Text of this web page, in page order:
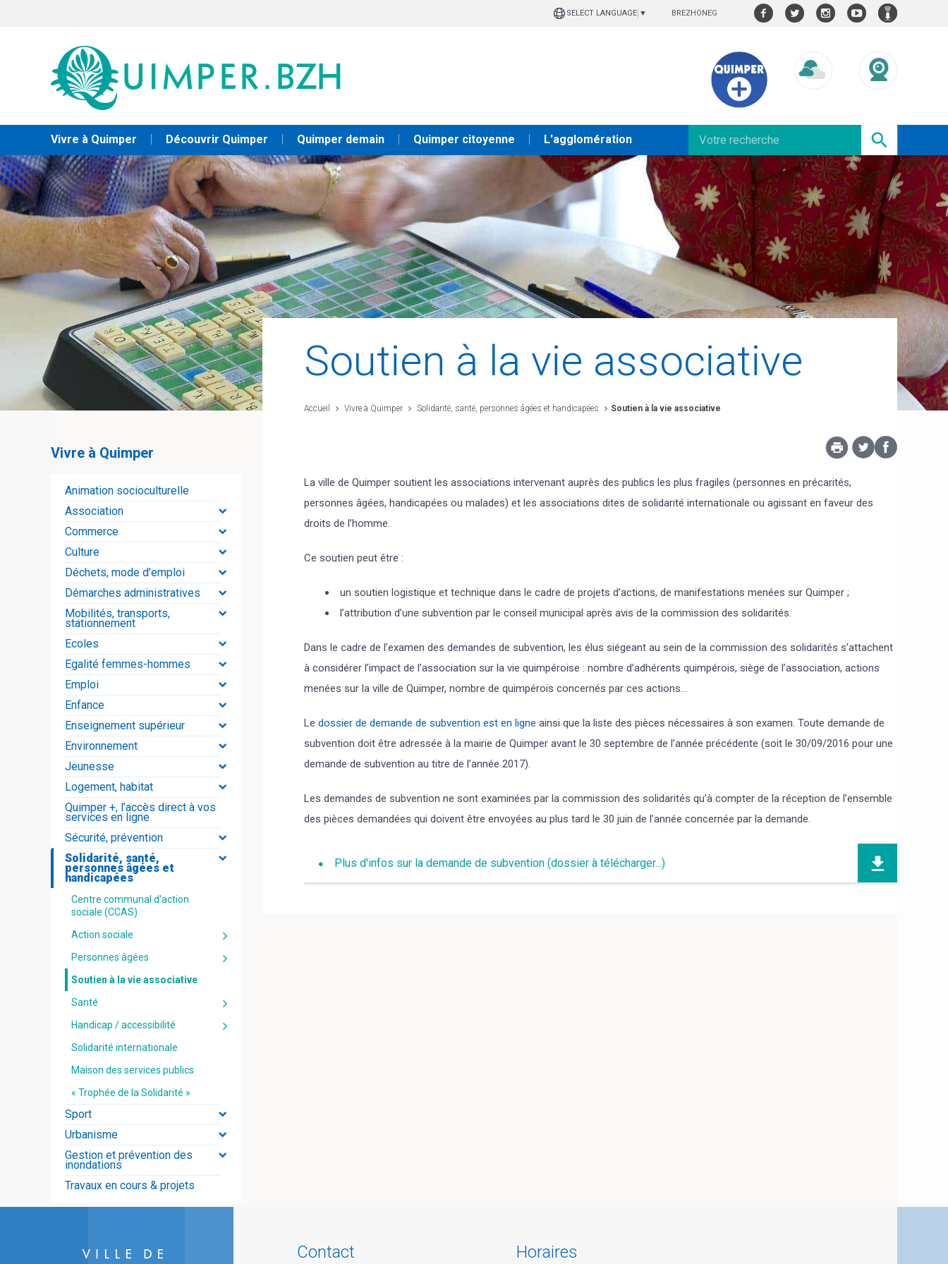
SELECT LANGUAGE ▼ BREZHONEG
Vivre à Quimper Découvrir Quimper Quimper demain Quimper citoyenne L'agglomération
Soutien à la vie associative
Accueil Vivre à Quimper Solidarité, santé, personnes âgées et handicapées Soutien à la vie associative
La ville de Quimper soutient les associations intervenant auprès des publics les plus fragiles (personnes en précarités,
personnes âgées, handicapées ou malades) et les associations dites de solidarité internationale ou agissant en faveur des
droits de l’homme.
Ce soutien peut être :
un soutien logistique et technique dans le cadre de projets d’actions, de manifestations menées sur Quimper ;
l’attribution d’une subvention par le conseil municipal après avis de la commission des solidarités.
Dans le cadre de l’examen des demandes de subvention, les élus siégeant au sein de la commission des solidarités s’attachent
à considérer l’impact de l’association sur la vie quimpéroise : nombre d’adhérents quimpérois, siège de l’association, actions
menées sur la ville de Quimper, nombre de quimpérois concernés par ces actions…
Le dossier de demande de subvention est en ligne ainsi que la liste des pièces nécessaires à son examen. Toute demande de
subvention doit être adressée à la mairie de Quimper avant le 30 septembre de l’année précédente (soit le 30/09/2016 pour une
demande de subvention au titre de l’année 2017).
Les demandes de subvention ne sont examinées par la commission des solidarités qu’à compter de la réception de l’ensemble
des pièces demandées qui doivent être envoyées au plus tard le 30 juin de l’année concernée par la demande.
Plus d'infos sur la demande de subvention (dossier à télécharger...)
Vivre à Quimper
Animation socioculturelle
Association
Commerce
Culture
Déchets, mode d'emploi
Démarches administratives
Mobilités, transports,
stationnement
Ecoles
Egalité femmes-hommes
Emploi
Enfance
Enseignement supérieur
Environnement
Jeunesse
Logement, habitat
Quimper +, l’accès direct à vos
services en ligne
Sécurité, prévention
Solidarité, santé,
personnes âgées et
handicapées
Centre communal d'action
sociale (CCAS)
Action sociale
Personnes âgées
Soutien à la vie associative
Santé
Handicap / accessibilité
Solidarité internationale
Maison des services publics
« Trophée de la Solidarité »
Sport
Urbanisme
Gestion et prévention des
inondations
Travaux en cours & projets
Contact Horaires